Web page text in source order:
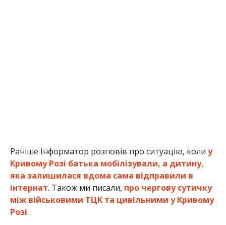
Раніше Інформатор розповів про ситуацію, коли у
Кривому Розі батька мобілізували, а дитину,
яка залишилася вдома сама відправили в
інтернат. Також ми писали, про чергову сутичку
між військовими ТЦК та цивільними у Кривому
Розі.